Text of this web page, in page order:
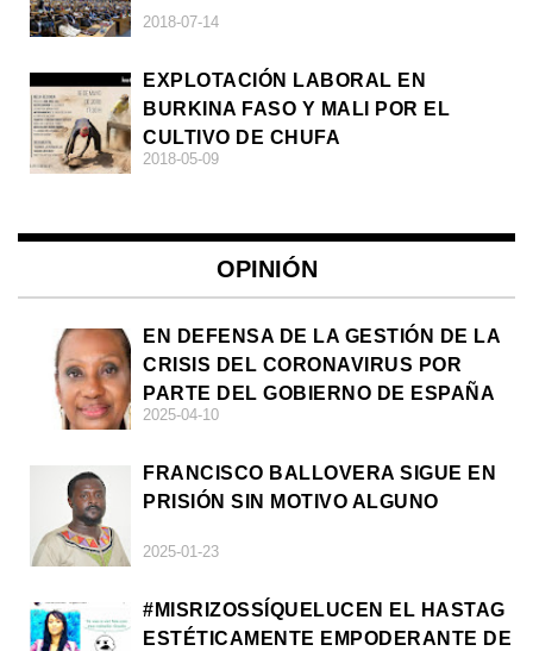
2018-07-14
EXPLOTACIÓN LABORAL EN
BURKINA FASO Y MALI POR EL
CULTIVO DE CHUFA
2018-05-09
OPINIÓN
EN DEFENSA DE LA GESTIÓN DE LA
CRISIS DEL CORONAVIRUS POR
PARTE DEL GOBIERNO DE ESPAÑA
2025-04-10
FRANCISCO BALLOVERA SIGUE EN
PRISIÓN SIN MOTIVO ALGUNO
2025-01-23
#MISRIZOSSÍQUELUCEN EL HASTAG
ESTÉTICAMENTE EMPODERANTE DE